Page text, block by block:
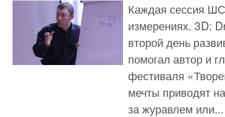
Каждая сессия
измерениях. 3D:
второй день
помогал автор и
фестиваля
мечты приводят
за журавлем или...